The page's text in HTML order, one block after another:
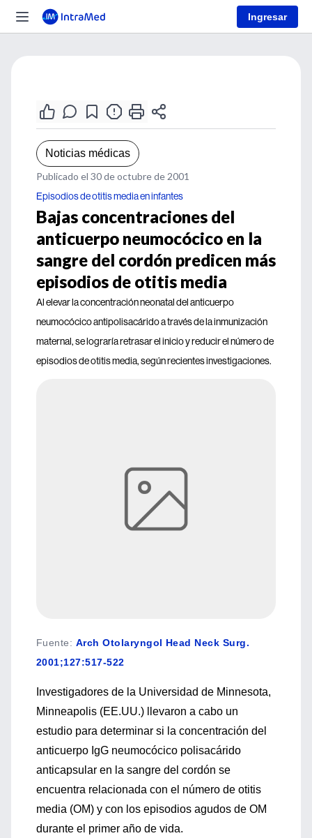
Ingresar
Noticias médicas
Publicado el 30 de octubre de 2001
Episodios de otitis media en infantes
Bajas concentraciones del
anticuerpo neumocócico en la
sangre del cordón predicen más
episodios de otitis media
Al elevar la concentración neonatal del anticuerpo
neumocócico antipolisacárido a través de la inmunización
maternal, se lograría retrasar el inicio y reducir el número de
episodios de otitis media, según recientes investigaciones.
Fuente: Arch Otolaryngol Head Neck Surg.
2001;127:517-522
Investigadores de la Universidad de Minnesota,
Minneapolis (EE.UU.) llevaron a cabo un
estudio para determinar si la concentración del
anticuerpo IgG neumocócico polisacárido
anticapsular en la sangre del cordón se
encuentra relacionada con el número de otitis
media (OM) y con los episodios agudos de OM
durante el primer año de vida.